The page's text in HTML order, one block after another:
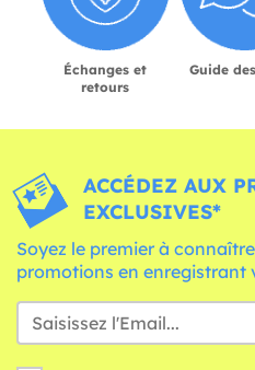
Échanges et
retours
Guide
ACCÉDEZ AUX
EXCLUSIVES*
Soyez le premier à
promotions en enregistrant